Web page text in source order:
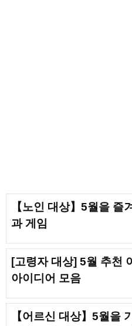
【노인 대상】5월을 즐
과 게임
[고령자 대상] 5월 추천
아이디어 모음
【어르신 대상】5월을